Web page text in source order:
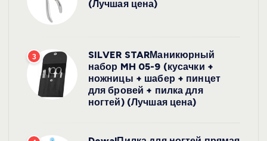
(Лучшая цена)
3
SILVER STARМаникюрный
набор MH 05-9 (кусачки +
ножницы + шабер + пинцет
для бровей + пилка для
ногтей) (Лучшая цена)